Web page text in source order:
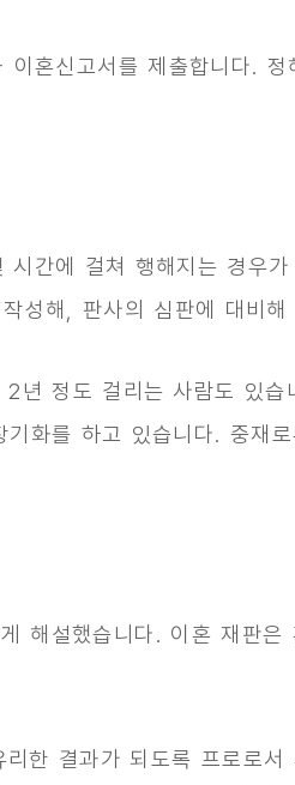
혼신고서를 제출합니다.
간에 걸쳐 행해지는 경우
성해, 판사의 심판에 대비
2년 정도 걸리는 사람도 있습
화를 하고 있습니다. 중재
해설했습니다. 이혼 재판
한 결과가 되도록 프로로